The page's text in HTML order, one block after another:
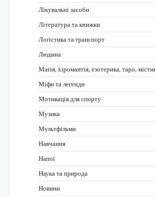
Лікувальні засоби
Література та книжки
Логістика та транспорт
Людина
Магія, хіромантія, езотерика, таро,
Міфи та легенди
Мотивація для спорту
Музика
Мультфільми
Навчання
Напої
Наука та природа
Новини